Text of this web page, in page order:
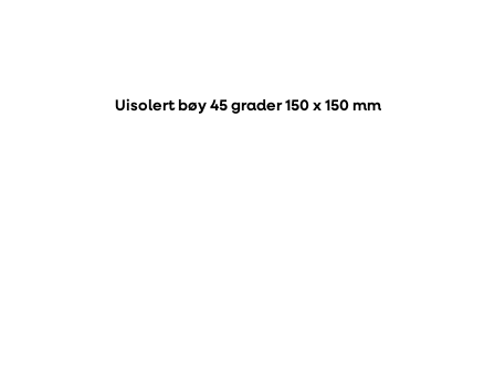
Uisolert bøy 45 grader 150 x 150 mm